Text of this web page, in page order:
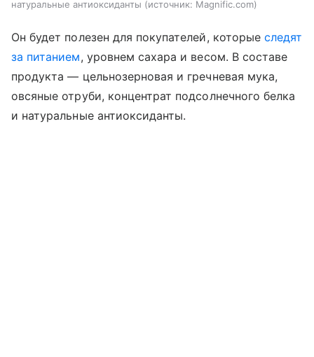
натуральные антиоксиданты
источник: Magnific.com
Он будет полезен для покупателей, которыеследят
за питанием, уровнем сахара и весом. В составе
продукта — цельнозерновая и гречневая мука,
овсяные отруби, концентрат подсолнечного белка
и натуральные антиоксиданты.